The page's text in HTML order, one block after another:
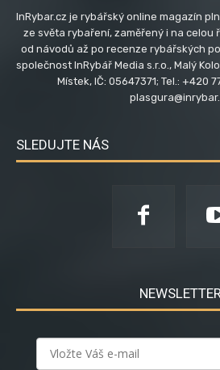
InRybar.cz je rybářský online magazín
ze světa rybaření, zaměřený i na celou
od návodů až po recenze rybářských
společnost InRybář Media s.r.o., Malý
Místek, IČ: 05647371; Tel.: +420
SLEDUJTE NÁS
NEWSLETTER